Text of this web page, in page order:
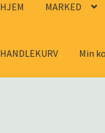
HJEM MARKED
HANDLEKURV Min